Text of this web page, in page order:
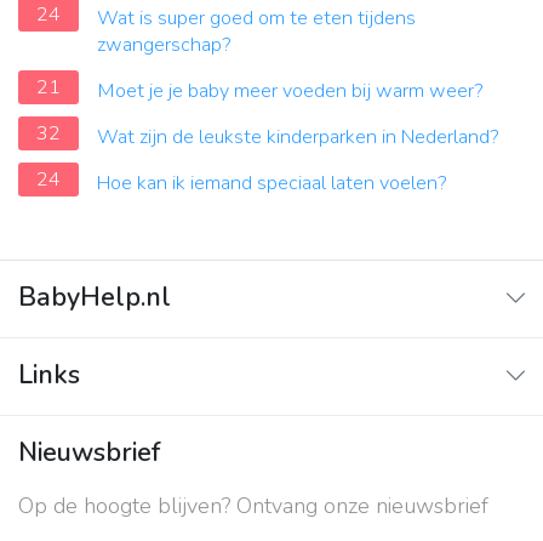
24
Wat is super goed om te eten tijdens
zwangerschap?
21
Moet je je baby meer voeden bij warm weer?
32
Wat zijn de leukste kinderparken in Nederland?
24
Hoe kan ik iemand speciaal laten voelen?
BabyHelp.nl
Vraag & Antwoord
Links
Contact
Over ons
Nieuwsbrief
Op de hoogte blijven? Ontvang onze nieuwsbrief